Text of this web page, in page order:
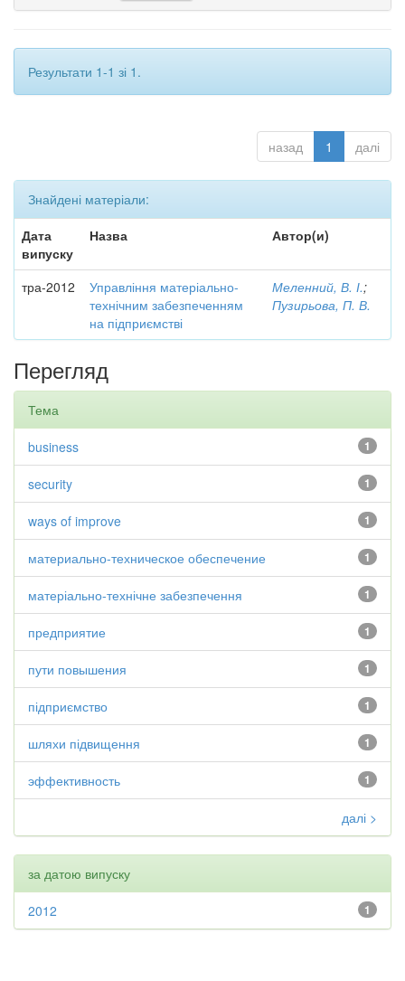
Результати 1-1 зі 1.
назад 1 далі
Знайдені матеріали:
Дата
випуску
Назва Автор(и)
тра-2012
Управління матеріально-
технічним забезпеченням
на підприємстві
Меленний, В. І.;
Пузирьова, П. В.
Перегляд
Тема
1
business
1
security
1
ways of improve
1
материально-техническое обеспечение
1
матеріально-технічне забезпечення
1
предприятие
1
пути повышения
1
підприємство
1
шляхи підвищення
1
эффективность
далі >
за датою випуску
1
2012